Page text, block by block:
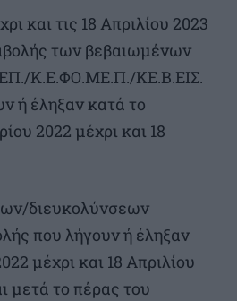
και τις 18 Απριλίου 2023
των βεβαιωμένων
Κ.Ε.ΦΟ.ΜΕ.Π./ΚΕ.Β.ΕΙΣ.
ή έληξαν κατά το
2022 μέχρι και 18
διευκολύνσεων
που λήγουν ή έληξαν
μέχρι και 18 Απριλίου
μετά το πέρας του